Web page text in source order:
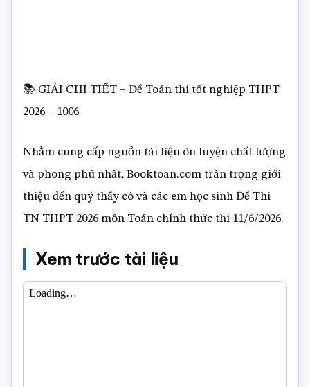
📚 GIẢI CHI TIẾT – Đề Toán thi tốt nghiệp THPT
2026 – 1006
Nhằm cung cấp nguồn tài liệu ôn luyện chất lượng
và phong phú nhất, Booktoan.com trân trọng giới
thiệu đến quý thầy cô và các em học sinh Đề Thi
TN THPT 2026 môn Toán chính thức thi 11/6/2026.
Xem trước tài liệu